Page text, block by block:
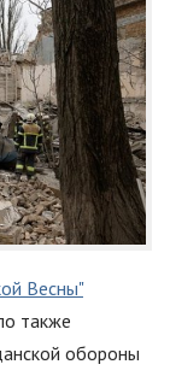
Весны"
также
обороны